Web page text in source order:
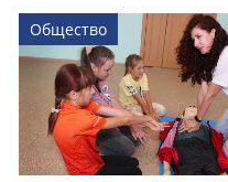
Общество